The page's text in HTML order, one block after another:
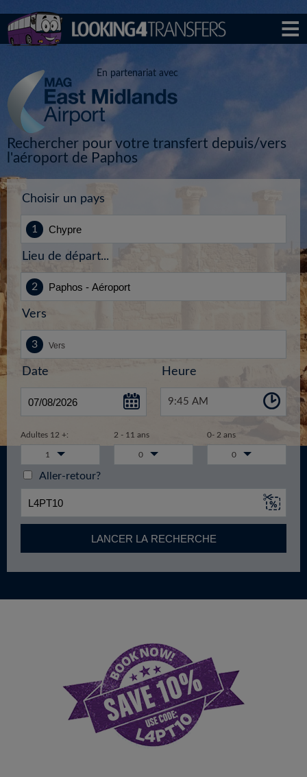
En partenariat avec
Rechercher pour votre transfert depuis/vers
l'aéroport de Paphos
Choisir un pays
Lieu de départ...
Vers
Date Heure
9:45 AM
Adultes 12 +: 2 - 11 ans 0- 2 ans
1 0 0
Aller-retour?
LANCER LA RECHERCHE